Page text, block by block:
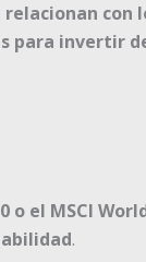
con
para invertir
o el MSCI
.